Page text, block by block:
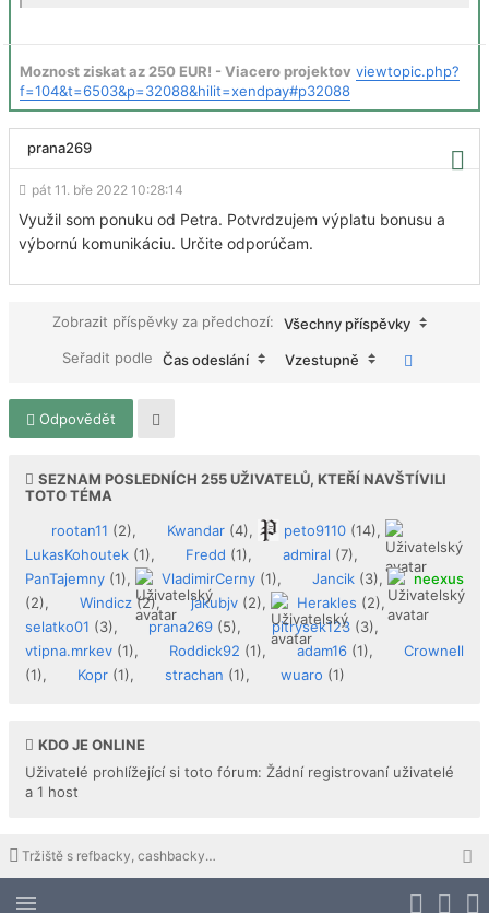
Moznost ziskat az 250 EUR! - Viacero projektov viewtopic.php?
f=104&t=6503&p=32088&hilit=xendpay#p32088
prana269
pát 11. bře 2022 10:28:14
Využil som ponuku od Petra. Potvrdzujem výplatu bonusu a
výbornú komunikáciu. Určite odporúčam.
Zobrazit příspěvky za předchozí:
Všechny příspěvky
Seřadit podle
Čas odeslání Vzestupně
Odpovědět
SEZNAM POSLEDNÍCH 255UŽIVATELŮ, KTEŘÍ NAVŠTÍVILI
TOTO TÉMA
rootan11 (2), Kwandar (4), peto9110 (14),
LukasKohoutek (1), Fredd (1), admiral (7),
PanTajemny (1), VladimirCerny (1), Jancik (3),
neexus
(2),
Windicz (2), jakubjv (2), Herakles (2),
selatko01 (3), prana269 (5), pitrysek123 (3),
vtipna.mrkev (1), Roddick92 (1), adam16 (1),
Crownell
(1),
Kopr (1), strachan (1), wuaro (1)
KDO JE ONLINE
Uživatelé prohlížející si toto fórum: Žádní registrovaní uživatelé
a 1 host
Tržiště s refbacky, cashbacky a downline buildingem